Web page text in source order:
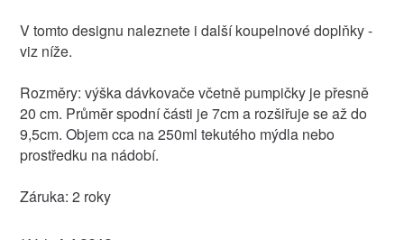
V tomto designu naleznete i další koupelnové doplňky -
viz níže.
Rozměry: výška dávkovače včetně pumpičky je přesně
20 cm. Průměr spodní části je 7cm a rozšiřuje se až do
9,5cm. Objem cca na 250ml tekutého mýdla nebo
prostředku na nádobí.
Záruka: 2 roky